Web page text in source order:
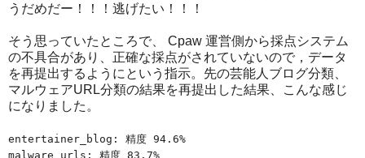
うだめだー！！！逃げたい！！！
そう思っていたところで、 Cpaw 運営側から採点システム
の不具合があり、正確な採点がされていないので，データ
を再提出するようにという指示。先の芸能人ブログ分類、
マルウェアURL分類の結果を再提出した結果、こんな感じ
になりました。
entertainer_blog: 精度 94.6%
malware_urls: 精度 83.7%